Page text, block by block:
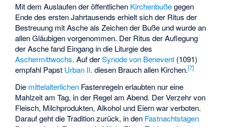
Mit dem Auslaufen der öffentlichen Kirchenbußegegen
Ende des ersten Jahrtausends erhielt sich der Ritus der
Bestreuung mit Asche als Zeichen der Buße und wurde an
allen Gläubigen vorgenommen. Der Ritus der Auflegung
der Asche fand Eingang in die Liturgie des
Aschermittwochs. Auf derSynode von Benevent (1091)
empfahl Papst Urban II. diesen Brauch allen Kirchen.[7]
Die mittelalterlichen Fastenregeln erlaubten nur eine
Mahlzeit am Tag, in der Regel am Abend. Der Verzehr von
Fleisch, Milchprodukten, Alkohol und Eiern war verboten.
Darauf geht die Tradition zurück, in den Fastnachtstagen